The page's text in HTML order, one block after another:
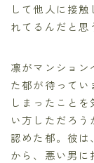
して他人に接
れてるんだと思
凛がマンション
た郁が待って
しまったこと
い方しただろ
認めた郁。彼は
から、悪い男